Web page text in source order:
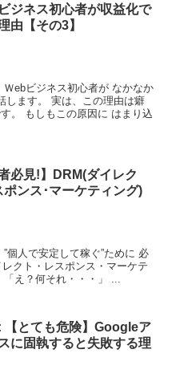
ジネス初心者が収益化で
由【その3】
ebビジネス初心者が なかなか
します。 実は、この理由は癖
。 もしもこの原因に はまり込
必見!】DRM(ダイレク
ポンス･マーケティング)
個人で安定して稼ぐ”ために 必
クト・レスポンス・マーケテ
「え？何それ・・・」 ...
【とても危険】Googleア
に固執すると失敗する理